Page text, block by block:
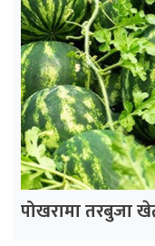
पोखरामा तरबुजा